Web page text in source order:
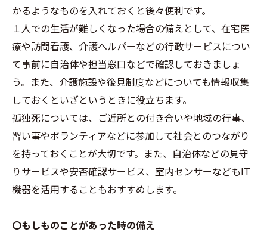
かるようなものを入れておくと後々便利です。
１人での生活が難しくなった場合の備えとして、在宅医
療や訪問看護、介護ヘルパーなどの行政サービスについ
て事前に自治体や担当窓口などで確認しておきましょ
う。また、介護施設や後見制度などについても情報収集
しておくといざというときに役立ちます。
孤独死については、ご近所との付き合いや地域の行事、
習い事やボランティアなどに参加して社会とのつながり
を持っておくことが大切です。また、自治体などの見守
りサービスや安否確認サービス、室内センサーなどもIT
機器を活用することもおすすめします。
〇もしものことがあった時の備え